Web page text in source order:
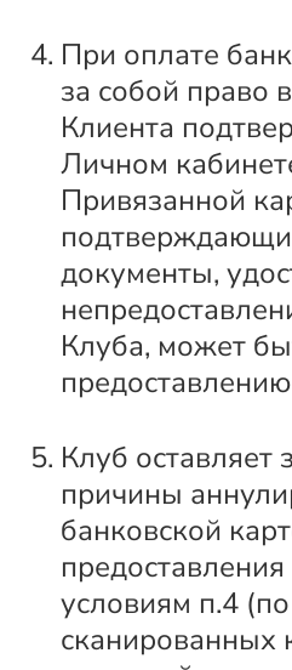
При оплате
за собой право
Клиента
Личном
Привязанной
документы,
Клуба, может
Клуб оставляет
причины
банковской
условиям п.4
сканированных